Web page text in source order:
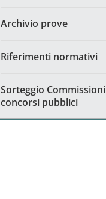
Archivio prove
Riferimenti normativi
Sorteggio Commissioni
concorsi pubblici